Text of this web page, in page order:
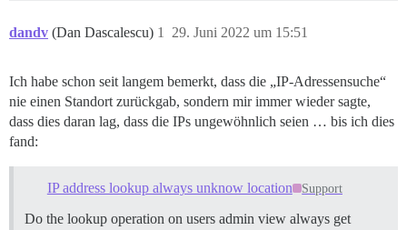
dandv (Dan Dascalescu) 29. Juni 2022 um 15:51
1
Ich habe schon seit langem bemerkt, dass die „IP-Adressensuche“
nie einen Standort zurückgab, sondern mir immer wieder sagte,
dass dies daran lag, dass die IPs ungewöhnlich seien … bis ich dies
fand:
IP address lookup always unknow location Support
Do the lookup operation on users admin view always get